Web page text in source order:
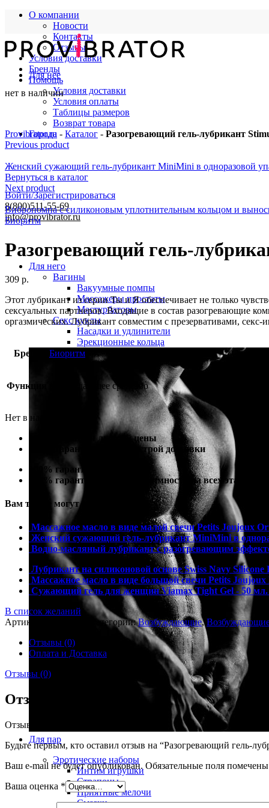
О компании
Новости
Контакты
Отзывы
Условия доставки
Бренды
Помощь
Условия доставки
Условия оплаты
Таблицы размеров
Возврат товара
Города
Войти/Зарегистрироваться
8(800)511-55-69
info@provibrator.ru
Для нее
Для него
Вагины
Вакуумные помпы
Массажеры простаты
Мастурбаторы
Секс куклы
Насадки и удлинители
Эрекционные кольца
Для пар
Эротические наборы
Интим игрушки
Страпоны
Приятные мелочи
Смазки
нет в наличии
Provibrator.ru - Каталог - Разогревающий гель-лубрикант
Previous product
Женский сужающий гель-лубрикант MiniMini в одноразовой
Вернуться в каталог
Next product
Вибропомпа с силиконовым уплотнительным кольцом и
Биоритм
Разогревающий гель-
309 р.
Этот лубрикант из серии Ты и Я обеспечивает не только
сексуальных партнеров. Входящие в состав разогревающие
оргазмических. Лубрикант совместим с презервативами,
Бренд Биоритм
Функция возбуждающее средство
Нет в наличии
100% гарантия лучшей цены
100% гарантия самой быстрой доставки
100% гарантия от подделки
100% гарантия полной анонимности на всех этапах
Вам также могут понадобиться
Массажное масло в виде малой свечи Petits Joujoux
Женский сужающий гель-лубрикант MiniMini в
Водно-масляный лубрикант с разогревающим
Лубрикант на силиконовой основе Swiss Navy Silicone
Массажное масло в виде большой свечи Petits
Сужающий гель для женщин Viamax Tight Gel - 50 мл.
В список желаний
Артикул:
Категории:Возбуждающие,
Отзывы (0)
Оплата и Доставка
Отзывы (0)
Отзывы
Отзывов пока нет.
Будьте первым, кто оставил отзыв на “Разогревающий гель-
Ваш e-mail не будет опубликован. Обязательные поля помечены
Ваша оценка *